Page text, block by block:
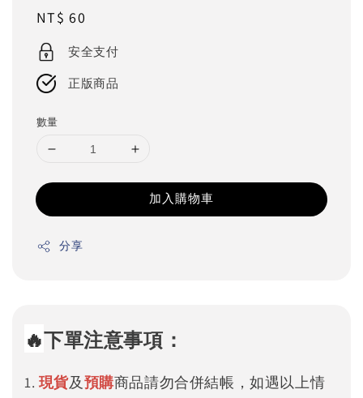
Regular
price
NT$ 60
安全支付
正版商品
數量
加入購物車
分享
🔥下單注意事項：
1. 現貨及預購商品請勿合併結帳，如遇以上情